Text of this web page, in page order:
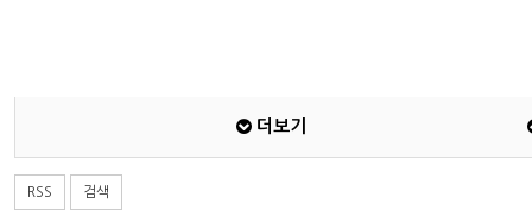
더보기
RSS 검색